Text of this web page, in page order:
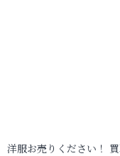
洋服お売りください！